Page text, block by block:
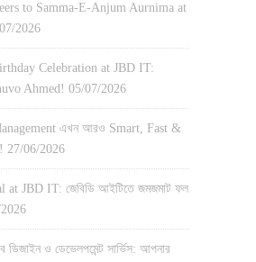
to Samma-E-Anjum Aurnima at
2026
Celebration at JBD IT:
Ahmed! 05/07/2026
এখন আরও Smart, Fast &
27/06/2026
at JBD IT: জেবিডি আইটিতে জমজমাট ফল
ডিজাইন ও ডেভেলপমেন্ট সার্ভিস: আপনার